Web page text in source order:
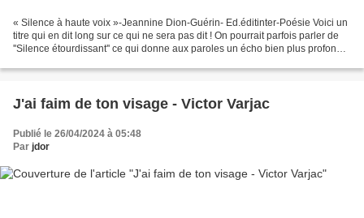
« Silence à haute voix »-Jeannine Dion-Guérin- Ed.éditinter-Poésie Voici un
titre qui en dit long sur ce qui ne sera pas dit ! On pourrait parfois parler de
''Silence étourdissant'' ce qui donne aux paroles un écho bien plus profond
J'ai faim de ton visage - Victor Varjac
Publié le 26/04/2024 à 05:48
Par jdor